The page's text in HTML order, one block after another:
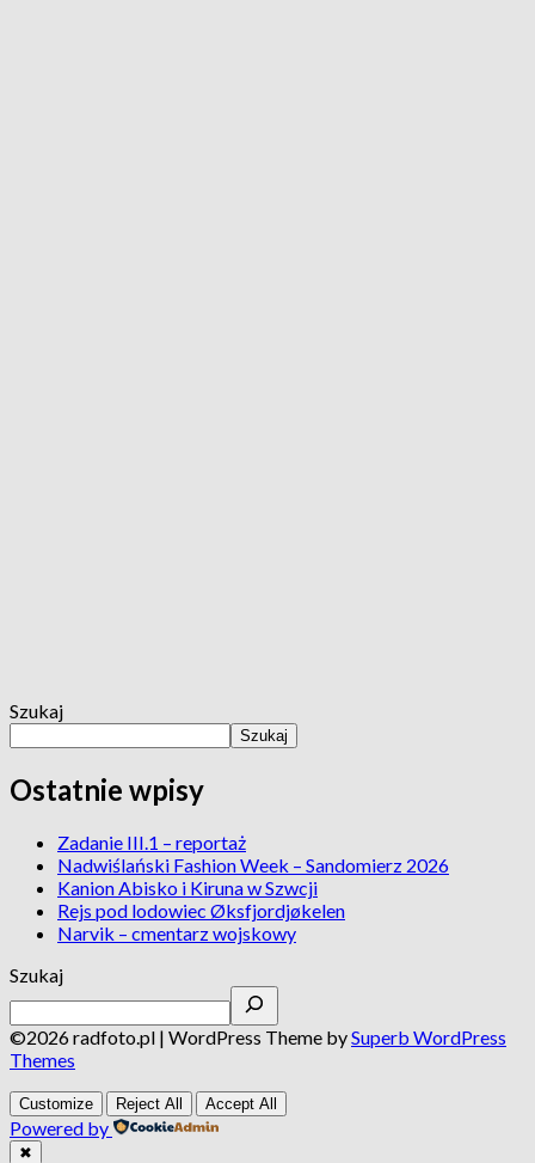
Szukaj
Szukaj
Ostatnie wpisy
Zadanie III.1 – reportaż
Nadwiślański Fashion Week – Sandomierz 2026
Kanion Abisko i Kiruna w Szwcji
Rejs pod lodowiec Øksfjordjøkelen
Narvik – cmentarz wojskowy
Szukaj
©2026 radfoto.pl | WordPress Theme bySuperb WordPress
Themes
Customize Reject All Accept All
Powered by
✖